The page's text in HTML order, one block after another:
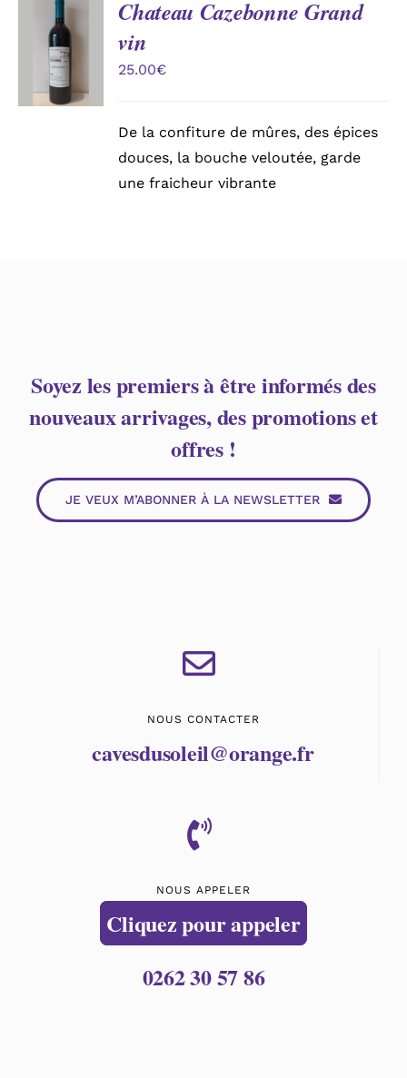
AJOUTER
AU
PANIER
/
DÉTAILS
Chateau Cazebonne Grand
vin
25.00€
De la confiture de mûres, des épices
douces, la bouche veloutée, garde
une fraicheur vibrante
Soyez les premiers à être informés des
nouveaux arrivages, des promotions et
offres !
JE VEUX M’ABONNER À LA NEWSLETTER
NOUS CONTACTER
cavesdusoleil@orange.fr
NOUS APPELER
Cliquez pour appeler
0262 30 57 86